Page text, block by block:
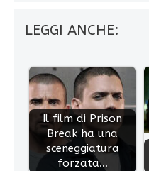
LEGGI ANCHE:
Il film di Prison
Break ha una
sceneggiatura
forzata…